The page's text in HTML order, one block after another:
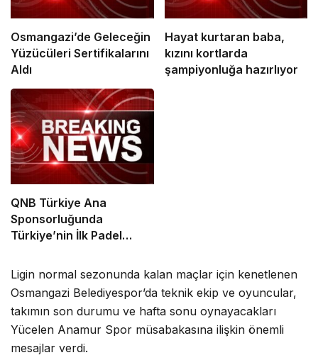
Osmangazi’de Geleceğin
Yüzücüleri Sertifikalarını
Aldı
Hayat kurtaran baba,
kızını kortlarda
şampiyonluğa hazırlıyor
QNB Türkiye Ana
Sponsorluğunda
Türkiye’nin İlk Padel
Başlıyor
Ligin normal sezonunda kalan maçlar için kenetlenen
Osmangazi Belediyespor’da teknik ekip ve oyuncular,
takımın son durumu ve hafta sonu oynayacakları
Yücelen Anamur Spor müsabakasına ilişkin önemli
mesajlar verdi.